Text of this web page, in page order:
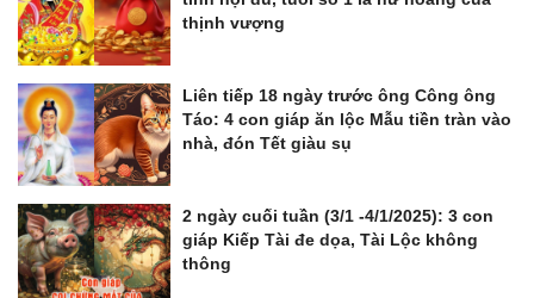
thịnh vượng
Liên tiếp 18 ngày trước ông Công ông
Táo: 4 con giáp ăn lộc Mẫu tiền tràn vào
nhà, đón Tết giàu sụ
2 ngày cuối tuần (3/1 -4/1/2025): 3 con
giáp Kiếp Tài đe dọa, Tài Lộc không
thông